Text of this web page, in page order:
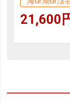
21,600